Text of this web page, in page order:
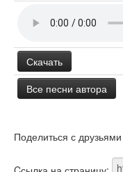
Скачать
Все песни автора
Поделиться с